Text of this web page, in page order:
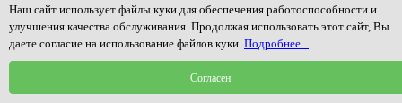
Наш сайт использует файлы куки для обеспечения работоспособности и
улучшения качества обслуживания. Продолжая использовать этот сайт, Вы
даете согласие на использование файлов куки. Подробнее...
Согласен